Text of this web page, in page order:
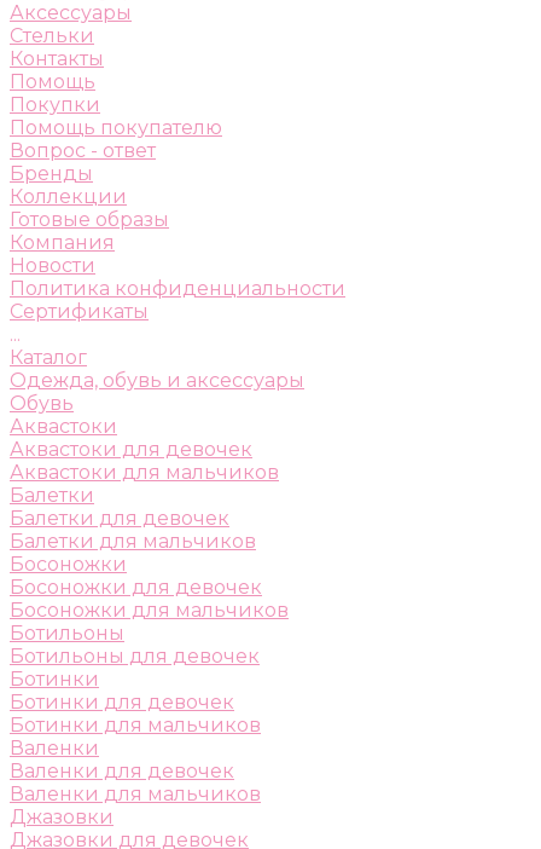
Аксессуары
Стельки
Контакты
Помощь
Покупки
Помощь покупателю
Вопрос - ответ
Бренды
Коллекции
Готовые образы
Компания
Новости
Политика конфиденциальности
Сертификаты
...
Каталог
Одежда, обувь и аксессуары
Обувь
Аквастоки
Аквастоки для девочек
Аквастоки для мальчиков
Балетки
Балетки для девочек
Балетки для мальчиков
Босоножки
Босоножки для девочек
Босоножки для мальчиков
Ботильоны
Ботильоны для девочек
Ботинки
Ботинки для девочек
Ботинки для мальчиков
Валенки
Валенки для девочек
Валенки для мальчиков
Джазовки
Джазовки для девочек